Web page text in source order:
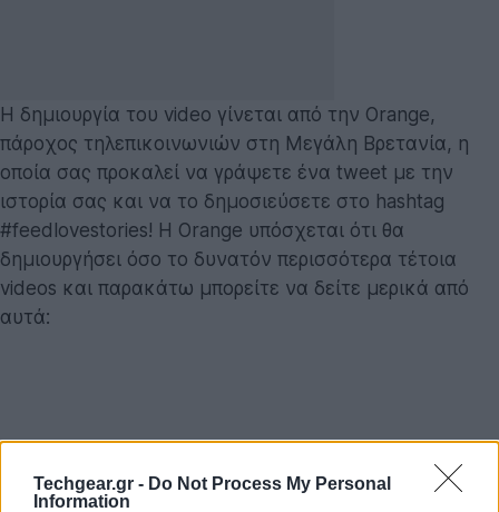
Techgear.gr - Do Not Process My Personal
Information
Η δημιουργία του video γίνεται από την Orange,
πάροχος τηλεπικοινωνιών στη Μεγάλη Βρετανία, η
οποία σας προκαλεί να γράψετε ένα tweet με την
ιστορία σας και να το δημοσιεύσετε στο hashtag
#feedlovestories! Η Orange υπόσχεται ότι θα
δημιουργήσει όσο το δυνατόν περισσότερα τέτοια
videos και παρακάτω μπορείτε να δείτε μερικά από
αυτά: